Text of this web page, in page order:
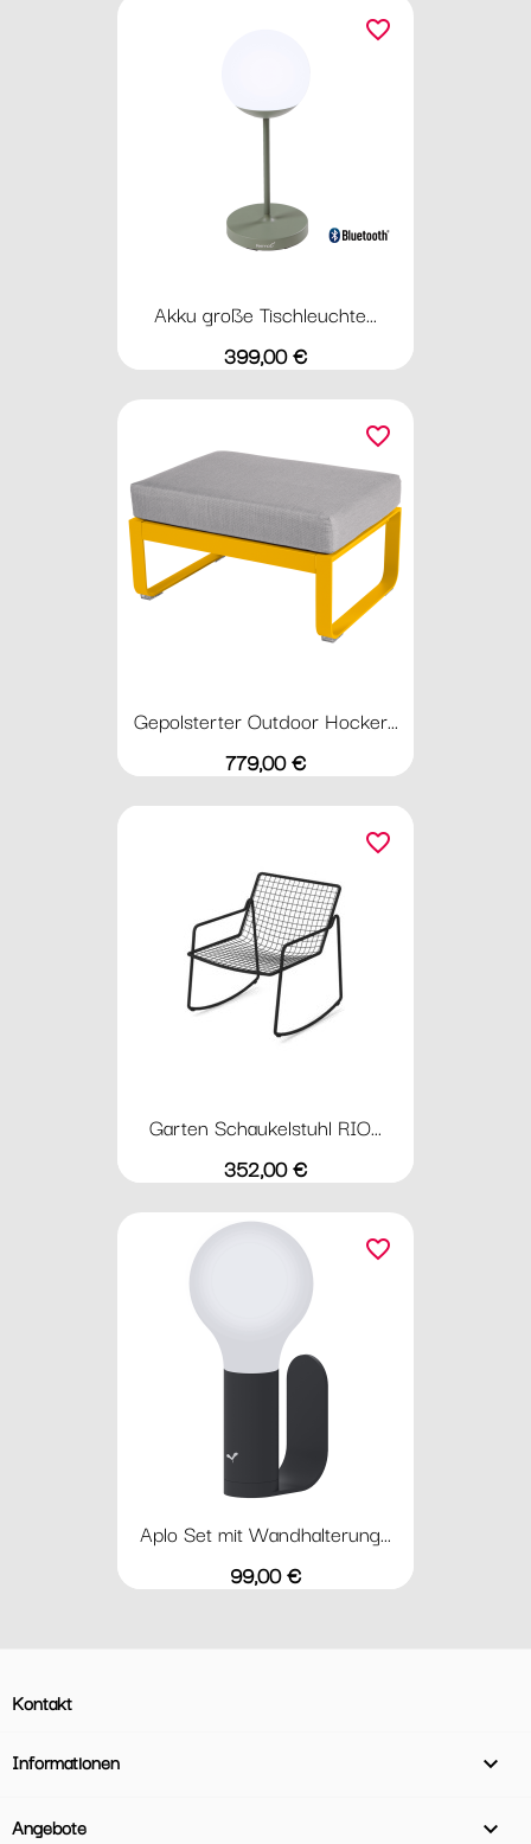
Akku große Tischleuchte...
Preis
399,00 €
favorite_border
Gepolsterter Outdoor Hocker...
Preis
779,00 €
favorite_border
Garten Schaukelstuhl RIO...
Preis
352,00 €
favorite_border
Aplo Set mit Wandhalterung...
Preis
99,00 €
favorite_border
Kontakt
Informationen 
Angebote 